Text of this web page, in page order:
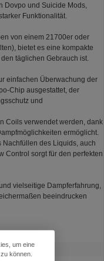
Dovpo und Suicide Mods,
Funktionalität.
von einem 21700er oder
bietet es eine kompakte
täglichen Gebrauch ist.
einfachen Überwachung der
Chip ausgestattet, der
und
Coils verwendet werden, dank
ermöglicht.
Nachfüllen des Liquids, auch
Control sorgt für den perfekten
vielseitige Dampferfahrung,
beeindrucken
um eine
können.